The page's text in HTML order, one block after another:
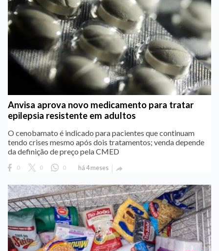
Anvisa aprova novo medicamento para tratar
epilepsia resistente em adultos
O cenobamato é indicado para pacientes que continuam
tendo crises mesmo após dois tratamentos; venda depende
da definição de preço pela CMED
0 0 0 há 4 meses 